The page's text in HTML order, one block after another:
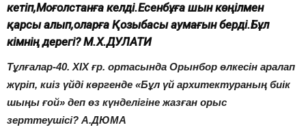
кетіп,Моғолстанға келді.Есенбұға шын көңілмен
қарсы алып,оларға Қозыбасы аумағын берді.Бұл
кімнің дерегі? М.Х.ДУЛАТИ
Тұлғалар-40. ХІХ ғр. ортасында Орынбор өлкесін аралап
жүріп, киіз үйді көргенде «Бұл үй архитектураның биік
шыңы ғой» деп өз күнделігіне жазған орыс
зерттеушісі? А.ДЮМА